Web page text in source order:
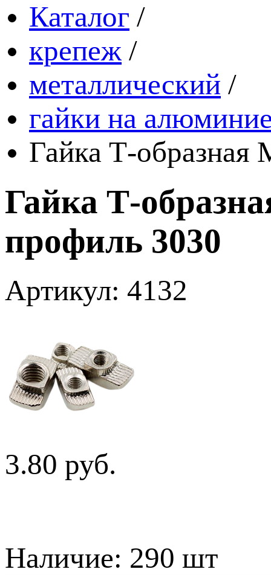
Каталог /
крепеж /
металлический /
гайки на
Гайка Т-образная
Гайка Т-
профиль 3030
Артикул: 4132
3.80 руб.
Наличие: 290 шт